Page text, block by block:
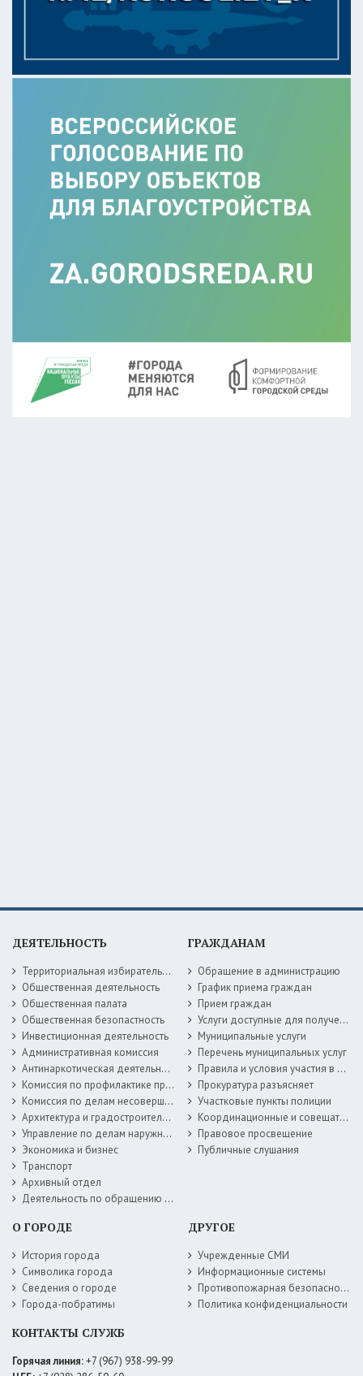
ДЕЯТЕЛЬНОСТЬ
Территориальная избирательная комиссия
Общественная деятельность
Общественная палата
Общественная безопастность
Инвестиционная деятельность
Административная комиссия
Антинаркотическая деятельность
Комиссия по профилактике правонарушений
Комиссия по делам несовершеннолетних
Архитектура и градостроительство
Управление по делам наружной рекламы
Экономика и бизнес
Транспорт
Архивный отдел
Деятельность по обращению с животными без владельцев
ГРАЖДАНАМ
Обращение в администрацию
График приема граждан
Прием граждан
Услуги доступные для получения в электронной форме
Муниципальные услуги
Перечень муниципальных услуг
Правила и условия участия в жилищных программах
Прокуратура разъясняет
Участковые пункты полиции
Координационные и совещательные органы
Правовое просвещение
Публичные слушания
О ГОРОДЕ
История города
Символика города
Сведения о городе
Города-побратимы
ДРУГОЕ
Учрежденные СМИ
Информационные системы
Противопожарная безопасность
Политика конфиденциальности
КОНТАКТЫ СЛУЖБ
Горячая линия:+7 (967) 938-99-99